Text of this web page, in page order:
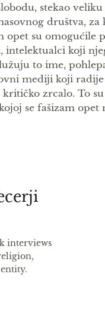
stekao
društva, za
opet su omogućile
intelektualci koji
to ime,
mediji koji
kritičko zrcalo. To
se fašizam opet
interviews